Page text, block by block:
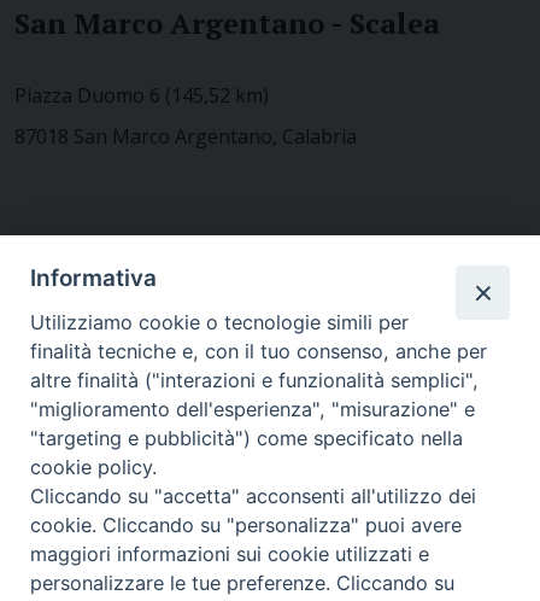
San Marco Argentano - Scalea
Piazza Duomo 6 (145,52 km)
87018 San Marco Argentano, Calabria
MODULISTICA
WEBMAIL
RENDICONTO 8X1000
Informativa
Utilizziamo cookie o tecnologie simili per
finalità tecniche e, con il tuo consenso, anche per
altre finalità ("interazioni e funzionalità semplici",
"miglioramento dell'esperienza", "misurazione" e
"targeting e pubblicità") come specificato nella
cookie policy.
Cliccando su "accetta" acconsenti all'utilizzo dei
cookie. Cliccando su "personalizza" puoi avere
maggiori informazioni sui cookie utilizzati e
personalizzare le tue preferenze. Cliccando su